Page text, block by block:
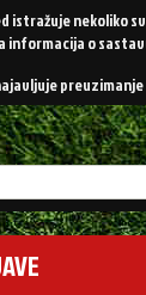
istražuje nekoliko
informacija o